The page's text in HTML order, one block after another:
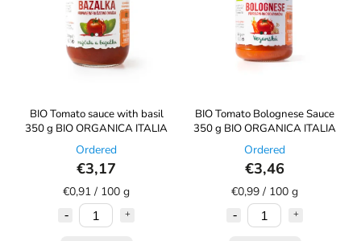
BIO Tomato sauce with basil
350 g BIO ORGANICA ITALIA
Ordered
€3,17
€0,91 / 100 g
BIO Tomato Bolognese Sauce
350 g BIO ORGANICA ITALIA
Ordered
€3,46
€0,99 / 100 g